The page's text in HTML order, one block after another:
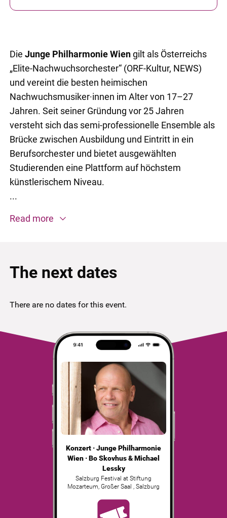
Die Junge Philharmonie Wiengilt als Österreichs
„Elite-Nachwuchsorchester“ (ORF-Kultur, NEWS)
und vereint die besten heimischen
Nachwuchsmusiker·innen im Alter von 17–27
Jahren. Seit seiner Gründung vor 25 Jahren
versteht sich das semi-professionelle Ensemble als
Brücke zwischen Ausbildung und Eintritt in ein
Berufsorchester und bietet ausgewählten
Studierenden eine Plattform auf höchstem
künstlerischem Niveau.
...
Read more
The next dates
There are no dates for this event.
Konzert · Junge Philharmonie
Wien · Bo Skovhus & Michael
Lessky
Salzburg Festival at Stiftung
Mozarteum, Großer Saal
Salzburg